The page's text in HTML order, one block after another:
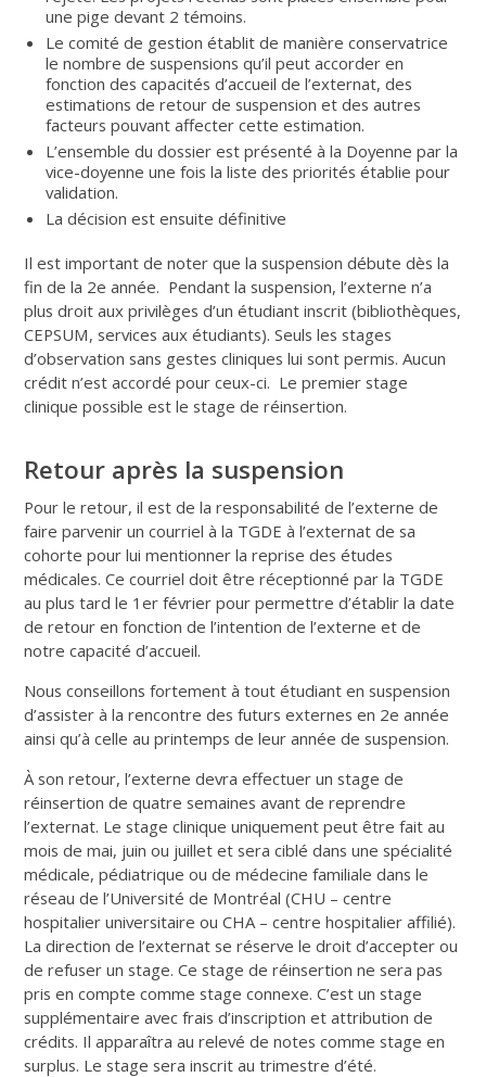
une pige devant 2 témoins.
Le comité de gestion établit de manière conservatrice
le nombre de suspensions qu’il peut accorder en
fonction des capacités d’accueil de l’externat, des
estimations de retour de suspension et des autres
facteurs pouvant affecter cette estimation.
L’ensemble du dossier est présenté à la Doyenne par la
vice-doyenne une fois la liste des priorités établie pour
validation.
La décision est ensuite définitive
Il est important de noter que la suspension débute dès la
fin de la 2e année. Pendant la suspension, l’externe n’a
plus droit aux privilèges d’un étudiant inscrit (bibliothèques,
CEPSUM, services aux étudiants). Seuls les stages
d’observation sans gestes cliniques lui sont permis. Aucun
crédit n’est accordé pour ceux-ci. Le premier stage
clinique possible est le stage de réinsertion.
Retour après la suspension
Pour le retour, il est de la responsabilité de l’externe de
faire parvenir un courriel à la TGDE à l’externat de sa
cohorte pour lui mentionner la reprise des études
médicales. Ce courriel doit être réceptionné par la TGDE
au plus tard le 1er février pour permettre d’établir la date
de retour en fonction de l’intention de l’externe et de
notre capacité d’accueil.
Nous conseillons fortement à tout étudiant en suspension
d’assister à la rencontre des futurs externes en 2e année
ainsi qu’à celle au printemps de leur année de suspension.
À son retour, l’externe devra effectuer un stage de
réinsertion de quatre semaines avant de reprendre
l’externat. Le stage clinique uniquement peut être fait au
mois de mai, juin ou juillet et sera ciblé dans une spécialité
médicale, pédiatrique ou de médecine familiale dans le
réseau de l’Université de Montréal (CHU – centre
hospitalier universitaire ou CHA – centre hospitalier affilié).
La direction de l’externat se réserve le droit d’accepter ou
de refuser un stage. Ce stage de réinsertion ne sera pas
pris en compte comme stage connexe. C’est un stage
supplémentaire avec frais d’inscription et attribution de
crédits. Il apparaîtra au relevé de notes comme stage en
surplus. Le stage sera inscrit au trimestre d’été.